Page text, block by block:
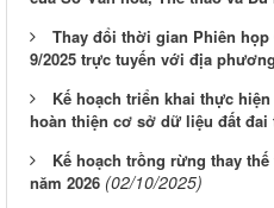
Thay đổi thời gian Phiên
9/2025 trực tuyến với địa phương
Kế hoạch triển khai thực
hoàn thiện cơ sở dữ liệu đất đai
Kế hoạch trồng rừng thay
năm 2026 (02/10/2025)